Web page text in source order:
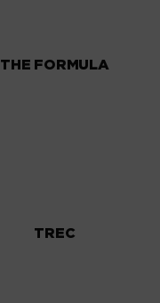
THE FORMULA
TREC